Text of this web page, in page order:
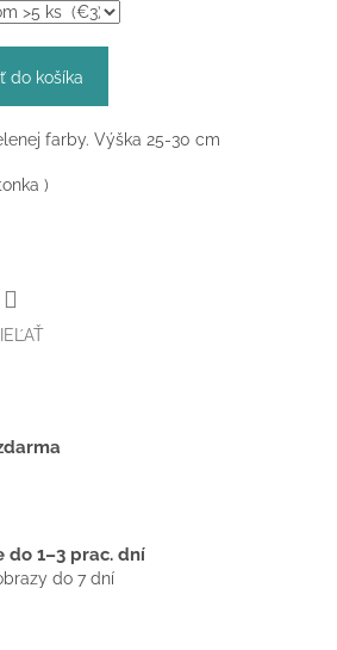
do košíka
farby. Výška 25-30 cm
)
do 1–3 prac. dní
do 7 dní